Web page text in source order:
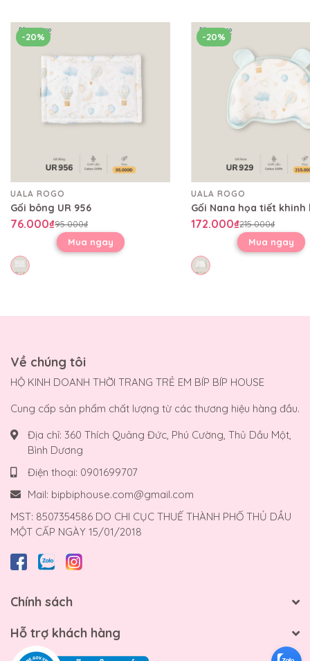
-20%
UALA ROGO
Gối bông UR 956
76.000₫95.000₫
Mua ngay
-20%
UALA ROGO
172.000₫215.000₫
Mua ngay
Về chúng tôi
HỘ KINH DOANH THỜI TRANG TRẺ EM BÍP BÍP HOUSE
Cung cấp sản phẩm chất lượng từ các thương hiệu hàng đầu.
Địa chỉ: 360 Thích Quảng Đức, Phú Cường, Thủ Dầu Một,
Bình Dương
Điện thoại: 0901699707
Mail: bipbiphouse.com@gmail.com
MST: 8507354586 DO CHI CỤC THUẾ THÀNH PHỐ THỦ DẦU
MỘT CẤP NGÀY 15/01/2018
Chính sách
Hỗ trợ khách hàng